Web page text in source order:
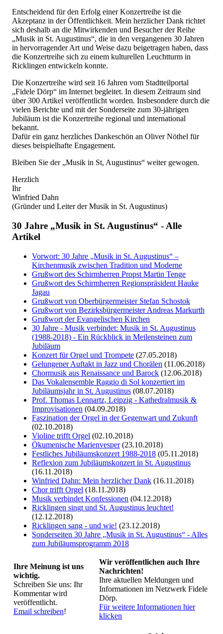
Entscheidend für den Erfolg einer Konzertreihe ist die
Akzeptanz in der Öffentlichkeit. Mein herzlicher Dank richtet
sich deshalb an die Mitwirkenden und Besucher der Reihe
„Musik in St. Augustinus“, die in den vergangenen 30 Jahren
in hervorragender Art und Weise dazu beigetragen haben, dass
die Konzertreihe sich zu einem kulturellen Leuchtturm in
Ricklingen entwickeln konnte.
Die Konzertreihe wird seit 16 Jahren vom Stadtteilportal
„Fidele Dörp“ im Internet begleitet. In diesem Zeitraum sind
über 300 Artikel veröffentlicht worden. Insbesondere durch die
vielen Berichte und mit der Sonderseite zum 30-jährigen
Jubiläum ist die Konzertreihe regional und international
bekannt.
Dafür ein ganz herzliches Dankeschön an Oliver Nöthel für
dieses beispielhafte Engagement.
Bleiben Sie der „Musik in St, Augustinus“ weiter gewogen.
Herzlich
Ihr
Winfried Dahn
(Gründer und Leiter der Musik in St. Augustinus)
30 Jahre „Musik in St. Augustinus“ - Alle
Artikel
Vorwort: 30 Jahre „Musik in St. Augustinus“ –
Kirchenmusik zwischen Tradition und Moderne
Grußwort des Schirmherren Propst Martin Tenge
Grußwort des Schirmherren Regionspräsident Hauke
Jagau
Grußwort von Oberbürgermeister Stefan Schostok
Grußwort von Bezirksbürgermeister Andreas Markurth
Grußwort der Evangelischen Kirchen
30 Jahre - Musik verbindet: Musik in St. Augustinus
(1988-2018) - Ein Rückblick in Meilensteinen zum
Jubiläum
Konzert für Orgel und Trompete (27.05.2018)
Gelungener Auftakt in Jazz und Chorälen (11.06.2018)
Chormusik aus Renaissance und Barock (12.06.2018)
Das Vokalensemble Raggio di Sol konzertiert im
Jubiläumsjahr in St. Augustinus (08.07.2018)
Prof. Thomas Lennartz, Leipzig - Kathedralmusik &
Improvisationen (04.09.2018)
Faszination der Orgel in der Gegenwart und Zukunft
(02.10.2018)
Violine trifft Orgel (02.10.2018)
Ökumenische Marienvesper(23.10.2018)
Festliches Jubiläumskonzert 1988-2018 (05.11.2018)
Reflexion zum Jubiläumskonzert in St. Augustinus
(16.11.2018)
Winfried Dahn: Mein herzlicher Dank (16.11.2018)
Chor trifft Orgel (18.11.2018)
Musik verbindet Konfessionen (04.12.2018)
Ricklingen singt und St. Augustinus leuchtet!
(12.12.2018)
Ricklingen sang - und wie! (23.12.2018)
Sonderseiten 30 Jahre „Musik in St. Augustinus“ - Alles
zum Jubiläumsprogramm 2018
Ihre Meinung ist uns
wichtig.
Schreiben Sie uns: Ihr
Kommentar wird
veröffentlicht.
Email schreiben!
Wir veröffentlichen auch Ihre
Nachrichten!
Ihre aktuellen Meldungen und
Informationen im Netzwerk Fidele
Dörp.
Für weitere Informationen hier
klicken